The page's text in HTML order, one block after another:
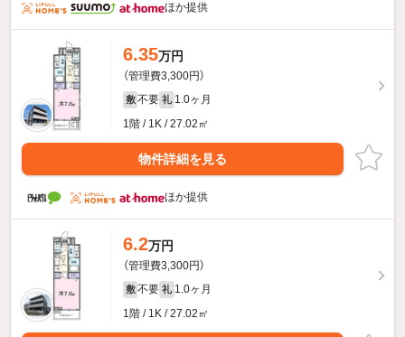
ほか提供
6.35万円
（管理費3,300円）
敷 不要 礼 1.0ヶ月
1階 / 1K / 27.02㎡
物件詳細を見る
ほか提供
6.2万円
（管理費3,300円）
敷 不要 礼 1.0ヶ月
1階 / 1K / 27.02㎡